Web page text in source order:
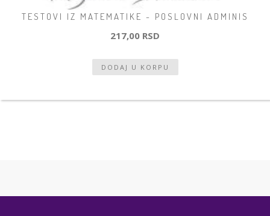
TESTOVI IZ MATEMATIKE - POSLOVNI ADMINIS
217,00 RSD